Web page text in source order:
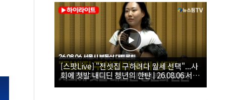
[스팟Live] "전셋집 구하려다 월세 선택"...사
회에 첫발 내디딘 청년의 한탄 | 26.08.06 서울
시 부동산 대토론회